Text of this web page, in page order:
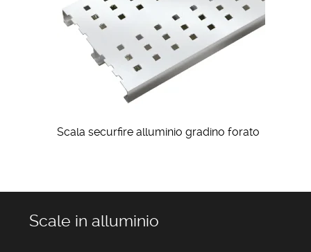
Scala securfire alluminio gradino forato
Scale in alluminio